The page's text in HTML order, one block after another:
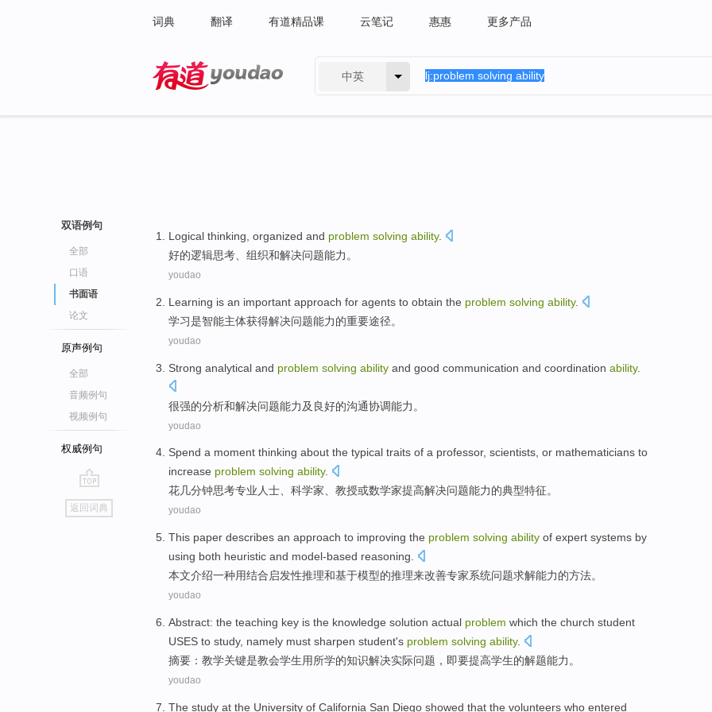
词典 翻译 有道精品课 云笔记 惠惠 更多产品
中英
双语例句
全部
口语
书面语
论文
原声例句
全部
音频例句
视频例句
权威例句
go
top
返回词典
Logical thinking organized and problem solving ability.
好的逻辑思考 组织和解决问题能力 。
youdao
Learning is an important approach for agents to obtain the problem solving ability.
学习是智能主体获得解决问题能力的重要途径。
youdao
Strong analytical and problem solving ability and good communication and coordination ability.
很强的分析和解决问题能力及 良好的沟通协调能力。
youdao
Spend a moment thinking about the typical traits of a professor, scientists, or mathematicians to
increase problem solving ability.
花几分钟思考专业人士、 科学家、 教授或数学家提高解决问题能力的典型特征。
youdao
This paper describes an approach to improving the problem solving ability of expert systems by
using both heuristic and model-based reasoning
本文介绍一种用结合启发性推理和基于模型的推理来改善专家系统问题求解能力的方法。
youdao
Abstract: the teaching key is the knowledge solution actual problem which the church student
USES to study, namely must sharpen student's problem solving ability.
摘要 ： 教学关键是教会学生用所学的知识解决实际问题 ， 即要提高学生的解题能力 。
youdao
The study at the University of California San Diego showed that the volunteers who entered